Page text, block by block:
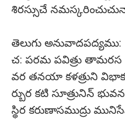
శిరస్సుచే
తెలుగు అనువాదపద్యము:
చ: పరమ పవిత్రు తామరస
వర తనయా కళత్రుని
ర్బుర కటి సూత్రునిన్
స్థిర కరుణాసముద్రు